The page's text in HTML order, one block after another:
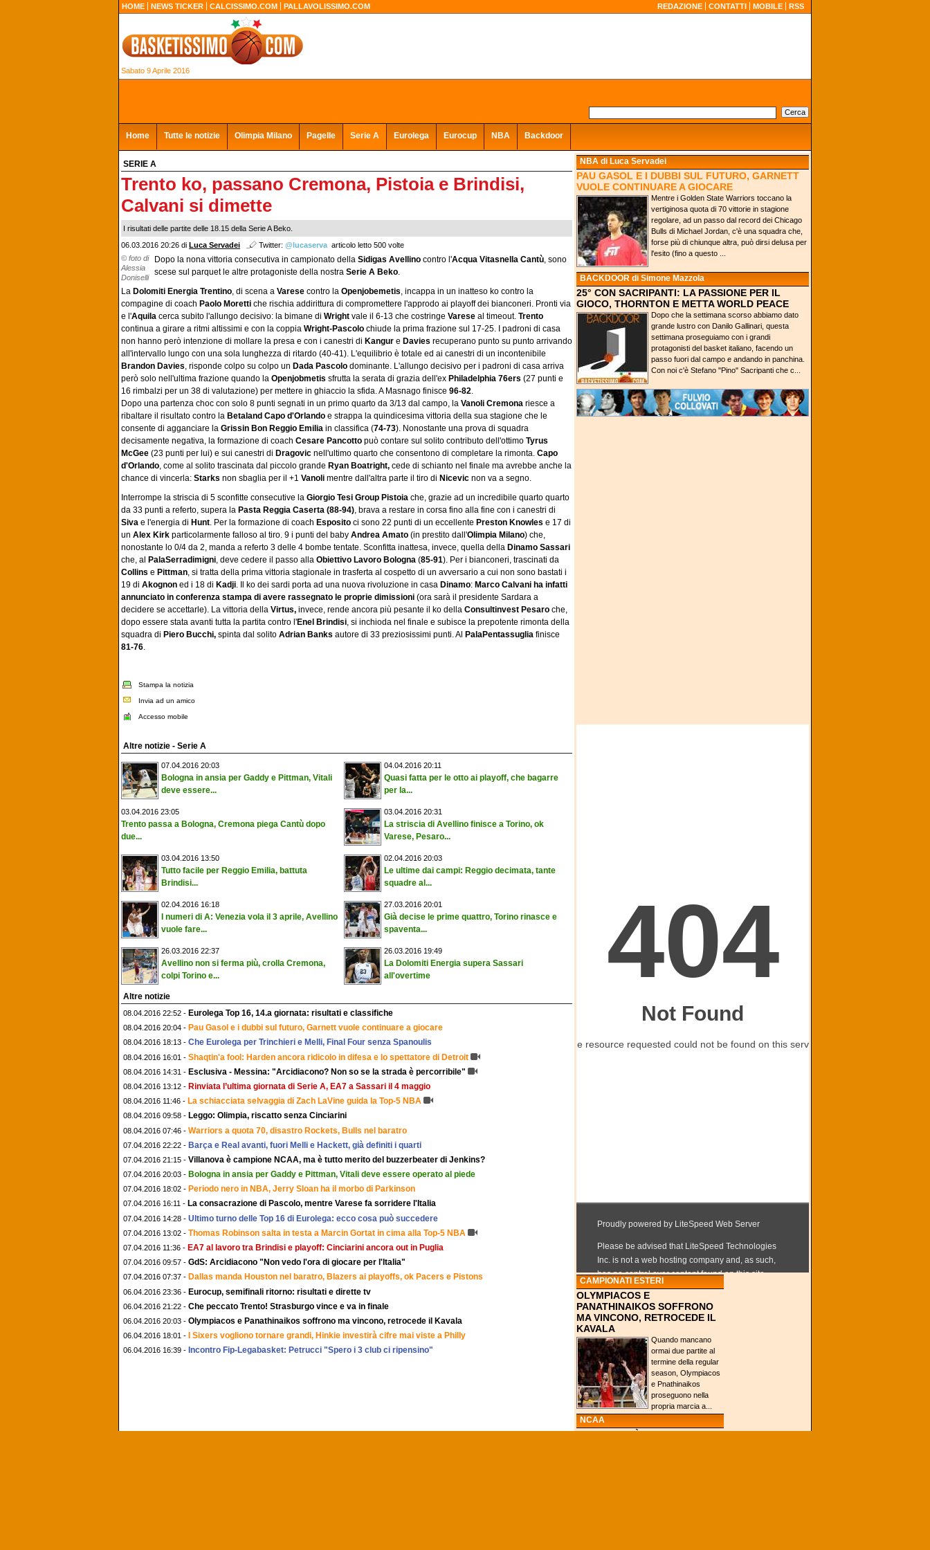
HOME NEWS TICKER CALCISSIMO.COM PALLAVOLISSIMO.COM REDAZIONE CONTATTI MOBILE RSS
Sabato 9 Aprile 2016
Home Tutte le notizie Olimpia Milano Pagelle Serie A Eurolega Eurocup NBA Backdoor
SERIE A
Trento ko, passano Cremona, Pistoia e Brindisi,
Calvani si dimette
I risultati delle partite delle 18.15 della Serie A Beko.
06.03.2016 20:26 di Luca Servadei Twitter: @lucaserva articolo letto 500 volte
© foto di
Alessia
Doniselli
Dopo la nona vittoria consecutiva in campionato della Sidigas Avellino contro l'Acqua Vitasnella Cantù, sono
scese sul parquet le altre protagoniste della nostra Serie A Beko.
La Dolomiti Energia Trentino, di scena a Varese contro la Openjobemetis, incappa in un inatteso ko contro la
compagine di coach Paolo Moretti che rischia addirittura di compromettere l'approdo ai playoff dei bianconeri. Pronti via
e l'Aquila cerca subito l'allungo decisivo: la bimane di Wright vale il 6-13 che costringe Varese al timeout. Trento
continua a girare a ritmi altissimi e con la coppia Wright-Pascolo chiude la prima frazione sul 17-25. I padroni di casa
non hanno però intenzione di mollare la presa e con i canestri di Kangur e Davies recuperano punto su punto arrivando
all'intervallo lungo con una sola lunghezza di ritardo (40-41). L'equilibrio è totale ed ai canestri di un incontenibile
Brandon Davies, risponde colpo su colpo un Dada Pascolo dominante. L'allungo decisivo per i padroni di casa arriva
però solo nell'ultima frazione quando la Openjobmetis sfrutta la serata di grazia dell'ex Philadelphia 76ers (27 punti e
16 rimbalzi per un 38 di valutazione) per mettere in ghiaccio la sfida. A Masnago finisce 96-82.
Dopo una partenza choc con solo 8 punti segnati in un primo quarto da 3/13 dal campo, la Vanoli Cremona riesce a
ribaltare il risultato contro la Betaland Capo d'Orlando e strappa la quindicesima vittoria della sua stagione che le
consente di agganciare la Grissin Bon Reggio Emilia in classifica (74-73). Nonostante una prova di squadra
decisamente negativa, la formazione di coach Cesare Pancotto può contare sul solito contributo dell'ottimo Tyrus
McGee (23 punti per lui) e sui canestri di Dragovic nell'ultimo quarto che consentono di completare la rimonta. Capo
d'Orlando, come al solito trascinata dal piccolo grande Ryan Boatright, cede di schianto nel finale ma avrebbe anche la
chance di vincerla: Starks non sbaglia per il +1 Vanoli mentre dall'altra parte il tiro di Nicevic non va a segno.
Interrompe la striscia di 5 sconfitte consecutive la Giorgio Tesi Group Pistoia che, grazie ad un incredibile quarto quarto
da 33 punti a referto, supera la Pasta Reggia Caserta (88-94), brava a restare in corsa fino alla fine con i canestri di
Siva e l'energia di Hunt. Per la formazione di coach Esposito ci sono 22 punti di un eccellente Preston Knowles e 17 di
un Alex Kirk particolarmente falloso al tiro. 9 i punti del baby Andrea Amato (in prestito dall'Olimpia Milano) che,
nonostante lo 0/4 da 2, manda a referto 3 delle 4 bombe tentate. Sconfitta inattesa, invece, quella della Dinamo Sassari
che, al PalaSerradimigni, deve cedere il passo alla Obiettivo Lavoro Bologna (85-91). Per i bianconeri, trascinati da
Collins e Pittman, si tratta della prima vittoria stagionale in trasferta al cospetto di un avversario a cui non sono bastati i
19 di Akognon ed i 18 di Kadji. Il ko dei sardi porta ad una nuova rivoluzione in casa Dinamo: Marco Calvani ha infatti
annunciato in conferenza stampa di avere rassegnato le proprie dimissioni (ora sarà il presidente Sardara a
decidere se accettarle). La vittoria della Virtus, invece, rende ancora più pesante il ko della Consultinvest Pesaro che,
dopo essere stata avanti tutta la partita contro l'Enel Brindisi, si inchioda nel finale e subisce la prepotente rimonta della
squadra di Piero Bucchi, spinta dal solito Adrian Banks autore di 33 preziosissimi punti. Al PalaPentassuglia finisce
81-76.
Stampa la notizia
Invia ad un amico
Accesso mobile
Altre notizie - Serie A
07.04.2016 20:03
Bologna in ansia per Gaddy e Pittman, Vitali
deve essere...
04.04.2016 20:11
Quasi fatta per le otto ai playoff, che bagarre
per la...
03.04.2016 23:05
Trento passa a Bologna, Cremona piega Cantù dopo
due...
03.04.2016 20:31
La striscia di Avellino finisce a Torino, ok
Varese, Pesaro...
03.04.2016 13:50
Tutto facile per Reggio Emilia, battuta
Brindisi...
02.04.2016 20:03
Le ultime dai campi: Reggio decimata, tante
squadre al...
02.04.2016 16:18
I numeri di A: Venezia vola il 3 aprile, Avellino
vuole fare...
27.03.2016 20:01
Già decise le prime quattro, Torino rinasce e
spaventa...
26.03.2016 22:37
Avellino non si ferma più, crolla Cremona,
colpi Torino e...
26.03.2016 19:49
La Dolomiti Energia supera Sassari
all'overtime
Altre notizie
08.04.2016 22:52 - Eurolega Top 16, 14.a giornata: risultati e classifiche
08.04.2016 20:04 - Pau Gasol e i dubbi sul futuro, Garnett vuole continuare a giocare
08.04.2016 18:13 - Che Eurolega per Trinchieri e Melli, Final Four senza Spanoulis
08.04.2016 16:01 - Shaqtin'a fool: Harden ancora ridicolo in difesa e lo spettatore di Detroit
08.04.2016 14:31 - Esclusiva - Messina: "Arcidiacono? Non so se la strada è percorribile"
08.04.2016 13:12 - Rinviata l’ultima giornata di Serie A, EA7 a Sassari il 4 maggio
08.04.2016 11:46 - La schiacciata selvaggia di Zach LaVine guida la Top-5 NBA
08.04.2016 09:58 - Leggo: Olimpia, riscatto senza Cinciarini
08.04.2016 07:46 - Warriors a quota 70, disastro Rockets, Bulls nel baratro
07.04.2016 22:22 - Barça e Real avanti, fuori Melli e Hackett, già definiti i quarti
07.04.2016 21:15 - Villanova è campione NCAA, ma è tutto merito del buzzerbeater di Jenkins?
07.04.2016 20:03 - Bologna in ansia per Gaddy e Pittman, Vitali deve essere operato al piede
07.04.2016 18:02 - Periodo nero in NBA, Jerry Sloan ha il morbo di Parkinson
07.04.2016 16:11 - La consacrazione di Pascolo, mentre Varese fa sorridere l'Italia
07.04.2016 14:28 - Ultimo turno delle Top 16 di Eurolega: ecco cosa può succedere
07.04.2016 13:02 - Thomas Robinson salta in testa a Marcin Gortat in cima alla Top-5 NBA
07.04.2016 11:36 - EA7 al lavoro tra Brindisi e playoff: Cinciarini ancora out in Puglia
07.04.2016 09:57 - GdS: Arcidiacono "Non vedo l'ora di giocare per l'Italia"
07.04.2016 07:37 - Dallas manda Houston nel baratro, Blazers ai playoffs, ok Pacers e Pistons
06.04.2016 23:36 - Eurocup, semifinali ritorno: risultati e dirette tv
06.04.2016 21:22 - Che peccato Trento! Strasburgo vince e va in finale
06.04.2016 20:03 - Olympiacos e Panathinaikos soffrono ma vincono, retrocede il Kavala
06.04.2016 18:01 - I Sixers vogliono tornare grandi, Hinkie investirà cifre mai viste a Philly
06.04.2016 16:39 - Incontro Fip-Legabasket: Petrucci "Spero i 3 club ci ripensino"
NBA di Luca Servadei
PAU GASOL E I DUBBI SUL FUTURO, GARNETT
VUOLE CONTINUARE A GIOCARE
Mentre i Golden State Warriors toccano la
vertiginosa quota di 70 vittorie in stagione
regolare, ad un passo dal record dei Chicago
Bulls di Michael Jordan, c'è una squadra che,
forse più di chiunque altra, può dirsi delusa per
l'esito (fino a questo ...
BACKDOOR di Simone Mazzola
25° CON SACRIPANTI: LA PASSIONE PER IL
GIOCO, THORNTON E METTA WORLD PEACE
Dopo che la settimana scorso abbiamo dato
grande lustro con Danilo Gallinari, questa
settimana proseguiamo con i grandi
protagonisti del basket italiano, facendo un
passo fuori dal campo e andando in panchina.
Con noi c'è Stefano "Pino" Sacripanti che c...
CAMPIONATI ESTERI
OLYMPIACOS E
PANATHINAIKOS SOFFRONO
MA VINCONO, RETROCEDE IL
KAVALA
Quando mancano
ormai due partite al
termine della regular
season, Olympiacos
e Pnathinaikos
proseguono nella
propria marcia a...
NCAA
VILLANOVA È CAMPIONE